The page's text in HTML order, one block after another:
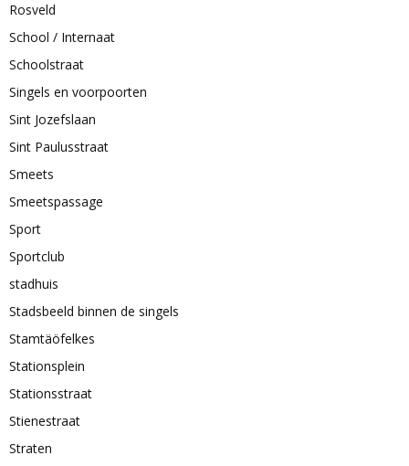
Rosveld
School / Internaat
Schoolstraat
Singels en voorpoorten
Sint Jozefslaan
Sint Paulusstraat
Smeets
Smeetspassage
Sport
Sportclub
stadhuis
Stadsbeeld binnen de singels
Stamtäöfelkes
Stationsplein
Stationsstraat
Stienestraat
Straten